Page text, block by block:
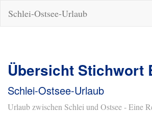
Schlei-Ostsee-Urlaub
Übersicht Stichwort
Schlei-Ostsee-Urlaub
Urlaub zwischen Schlei und Ostsee - Eine